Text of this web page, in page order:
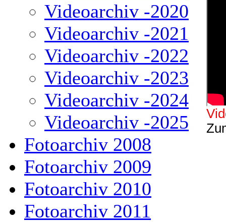
Videoarchiv -2020
Videoarchiv -2021
Videoarchiv -2022
Videoarchiv -2023
Videoarchiv -2024
Videoarchiv -2025
Fotoarchiv 2008
Fotoarchiv 2009
Fotoarchiv 2010
Fotoarchiv 2011
V